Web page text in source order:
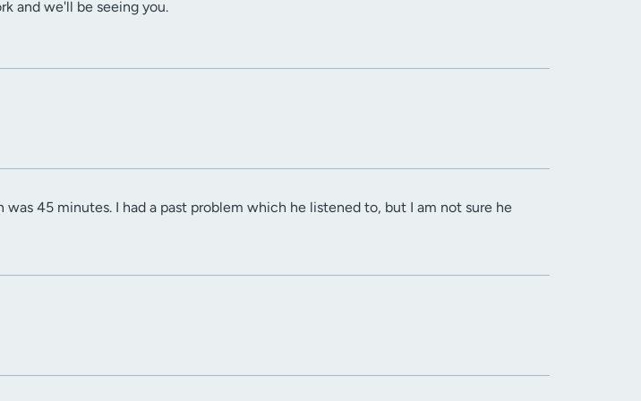
and we'll be seeing you.
45 minutes. I had a past problem which he listened to, but I am not sure he